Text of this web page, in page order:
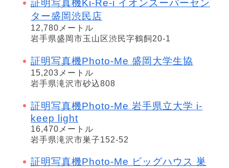
証明写真機Ki-Re-i イオンスーパーセン
ター盛岡渋民店
12,780メートル
岩手県盛岡市玉山区渋民字鶴飼20-1
証明写真機Photo-Me 盛岡大学生協
15,203メートル
岩手県滝沢市砂込808
証明写真機Photo-Me 岩手県立大学 i-
keep light
16,470メートル
岩手県滝沢市巣子152-52
証明写真機Photo-Me ビッグハウス 巣